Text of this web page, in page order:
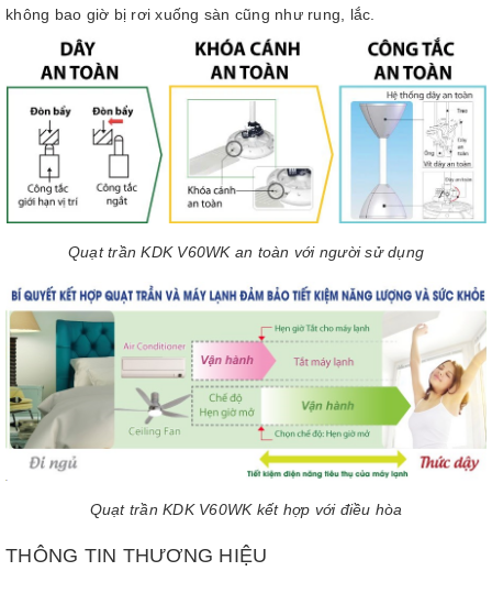
không bao giờ bị rơi xuống sàn cũng như rung, lắc.
Quạt trần KDK V60WK an toàn với người sử dụng
Quạt trần KDK V60WK kết hợp với điều hòa
THÔNG TIN THƯƠNG HIỆU